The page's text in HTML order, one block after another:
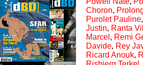
Choron,
Purolet Pauline,
Justin, Ranta
Marcel , Remi
Davide, Rey
Ricard Anouk,